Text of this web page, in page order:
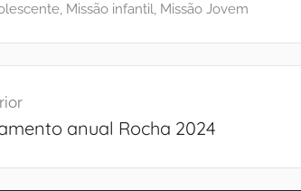
, Missão infantil, Missão Jovem
anual Rocha 2024